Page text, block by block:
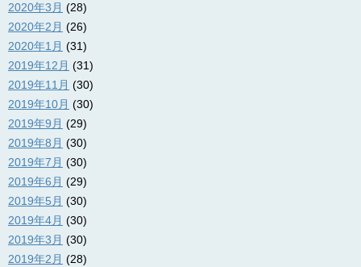
2020年3月 (28)
2020年2月 (26)
2020年1月 (31)
2019年12月 (31)
2019年11月 (30)
2019年10月 (30)
2019年9月 (29)
2019年8月 (30)
2019年7月 (30)
2019年6月 (29)
2019年5月 (30)
2019年4月 (30)
2019年3月 (30)
2019年2月 (28)